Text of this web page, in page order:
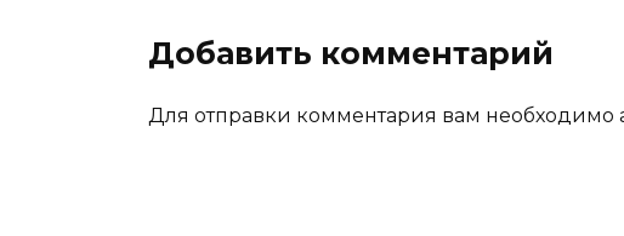
Добавить комментарий
Для отправки комментария вам необходимо